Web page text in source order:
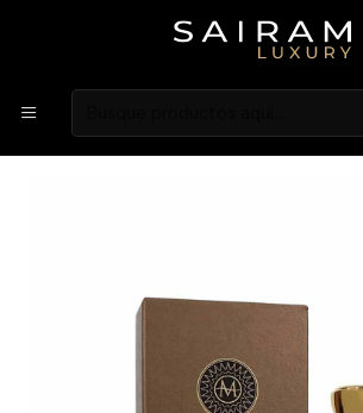
Atención en Guardia Vieja 202,
Inicio Fragancias Fragancias
Perfume Moresque Jasminisha